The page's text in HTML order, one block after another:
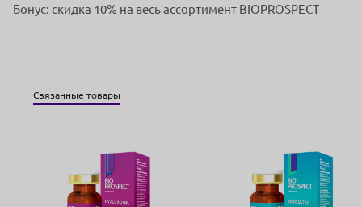
Бонус: скидка 10% на весь ассортимент BIOPROSPECT
Связанные товары